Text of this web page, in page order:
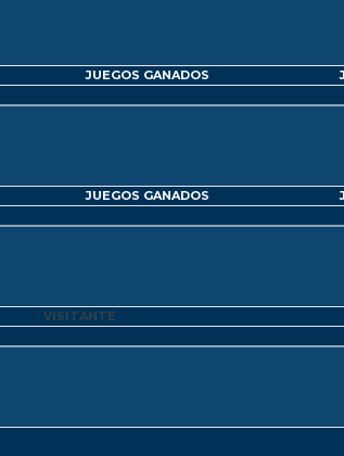
JUEGOS GANADOS
JUEGOS GANADOS
VISITANTE